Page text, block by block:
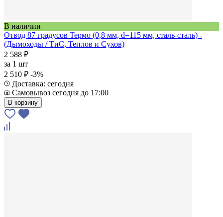
В наличии
Отвод 87 градусов Термо (0,8 мм, d=115 мм, сталь-сталь) -
(Дымоходы / ТиС, Теплов и Сухов)
2 588 ₽
за 1 шт
2 510 ₽ -3%
Доставка: сегодня
Самовывоз сегодня до 17:00
В корзину